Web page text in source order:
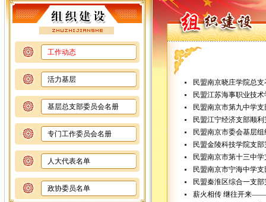
工作动态
活力基层
基层总支部委员会名册
专门工作委员会名册
人大代表名单
政协委员名单
民盟南京晓庄学院总
民盟江苏海事职业技
民盟南京市第九中学
民盟江宁经济支部顺
民盟南京市委会基层
民盟金陵科技学院支
民盟南京市第十三中
民盟南京市宁海中学
民盟秦淮区综合一支
薪火相传 继往开来——